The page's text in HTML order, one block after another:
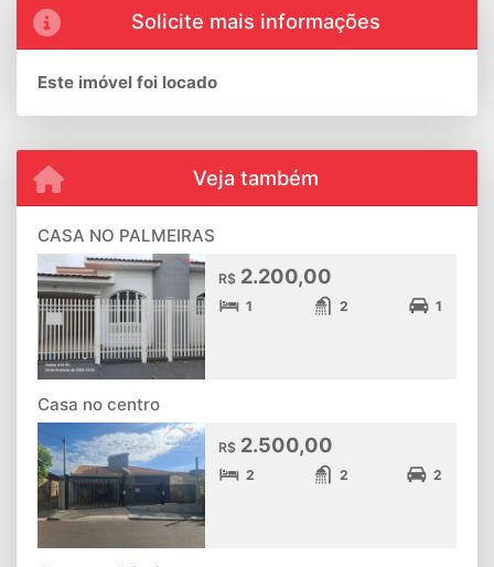
Solicite mais informações
Este imóvel foi locado
Veja também
CASA NO PALMEIRAS
R$ 2.200,00
1 2 1
Casa no centro
R$ 2.500,00
2 2 2